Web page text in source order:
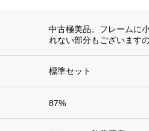
中古極美品。フレームに
れない部分もございます
標準セット
87%